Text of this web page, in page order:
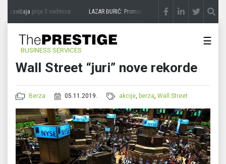
zavičajaprije 3 sedmice LAZAR ĐURIĆ: Promocija potencijal pretvara u destinaciju
BUSINESS SERVICES
☰
Wall Street “juri” nove rekorde
Berza 05.11.2019. akcije, berza,Wall Street